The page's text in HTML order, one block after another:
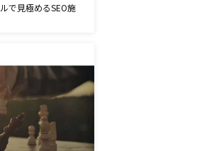
で見極めるSEO施